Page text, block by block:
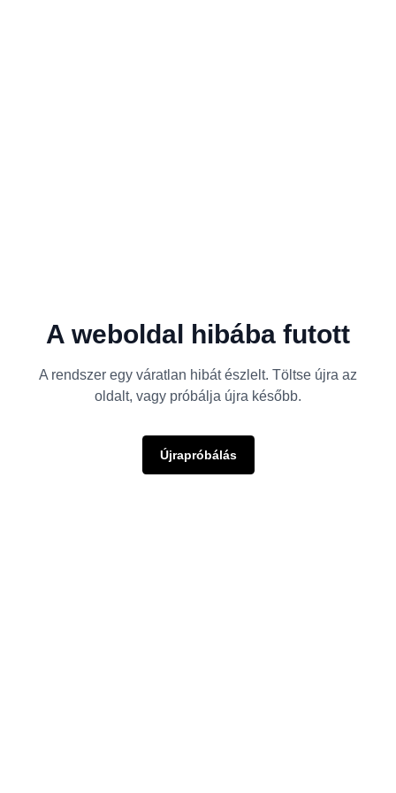
A weboldal hibába futott
A rendszer egy váratlan hibát észlelt. Töltse újra az
oldalt, vagy próbálja újra később.
Újrapróbálás